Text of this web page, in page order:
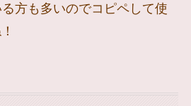
方も多いのでコピペして使